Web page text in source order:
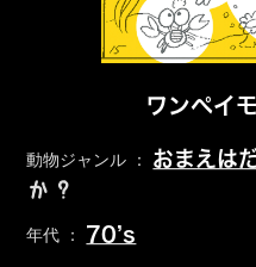
ワンペイ
動物ジャンル ： おまえは
か？
年代 ： 70’s